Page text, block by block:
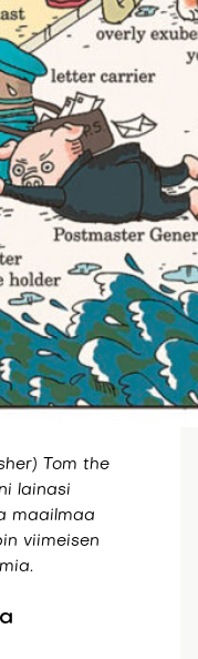
Tom the
lainasi
maailmaa
viimeisen